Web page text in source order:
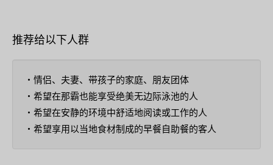
推荐给以下人群
・情侣、夫妻、带孩子的家庭、朋友团体
・希望在那霸也能享受绝美无边际泳池的人
・希望在安静的环境中舒适地阅读或工作的人
・希望享用以当地食材制成的早餐自助餐的客人